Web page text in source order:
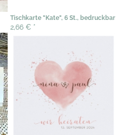
Tischkarte "Kate", 6 St., bedruckbar
2,66 € *